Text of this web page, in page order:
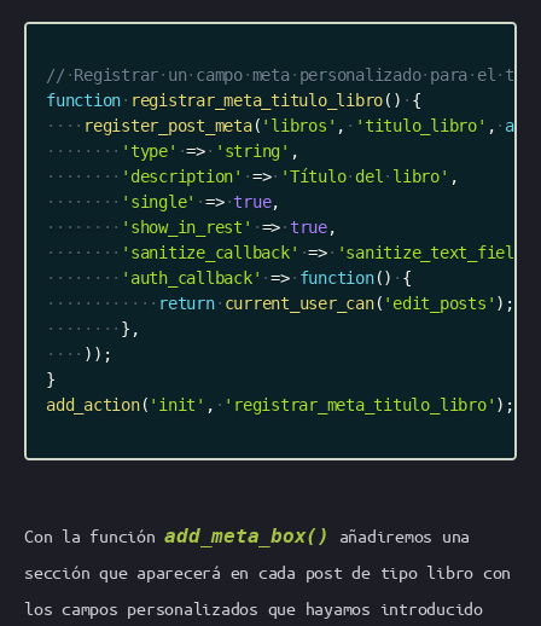
// Registrar un campo meta personalizado para el
function
registrar_meta_titulo_libro( )
{
register_post_meta( 'libros' , 'titulo_libro' ,
'type'
=> 'string' ,
'description'
=> 'Título del libro' ,
'single'
=> true,
'show_in_rest'
=> true,
'sanitize_callback'
=> 'sanitize_text_field'
'auth_callback'
=> function()
{
return current_user_can( 'edit_posts' ) ;
} ,
) ) ;
}
add_action( 'init' , 'registrar_meta_titulo_libro' ) ;
Con la funciónadd_meta_box()
añadiremos una
sección que aparecerá en cada post de tipo libro con
los campos personalizados que hayamos introducido